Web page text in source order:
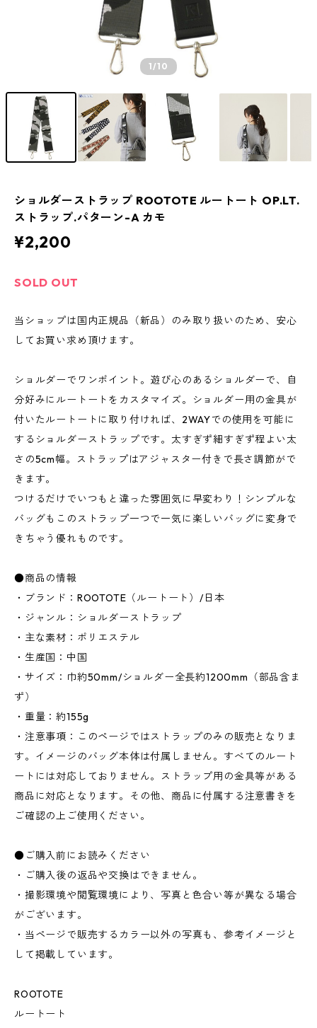
1/10
ショルダーストラップ ROOTOTE ルートート OP.LT.
ストラップ.パターン-A カモ
¥2,200
SOLD OUT
当ショップは国内正規品（新品）のみ取り扱いのため、安心
してお買い求め頂けます。
ショルダーでワンポイント。遊び心のあるショルダーで、自
分好みにルートートをカスタマイズ。ショルダー用の金具が
付いたルートートに取り付ければ、2WAYでの使用を可能に
するショルダーストラップです。太すぎず細すぎず程よい太
さの5cm幅。ストラップはアジャスター付きで長さ調節がで
きます。
つけるだけでいつもと違った雰囲気に早変わり！シンプルな
バッグもこのストラップ一つで一気に楽しいバッグに変身で
きちゃう優れものです。
●商品の情報
・ブランド：ROOTOTE（ルートート）/日本
・ジャンル：ショルダーストラップ
・主な素材：ポリエステル
・生産国：中国
・サイズ：巾約50mm/ショルダー全長約1200mm（部品含ま
ず）
・重量：約155g
・注意事項：このページではストラップのみの販売となりま
す。イメージのバッグ本体は付属しません。すべてのルート
ートには対応しておりません。ストラップ用の金具等がある
商品に対応となります。その他、商品に付属する注意書きを
ご確認の上ご使用ください。
●ご購入前にお読みください
・ご購入後の返品や交換はできません。
・撮影環境や閲覧環境により、写真と色合い等が異なる場合
がございます。
・当ページで販売するカラー以外の写真も、参考イメージと
して掲載しています。
ROOTOTE
ルートート